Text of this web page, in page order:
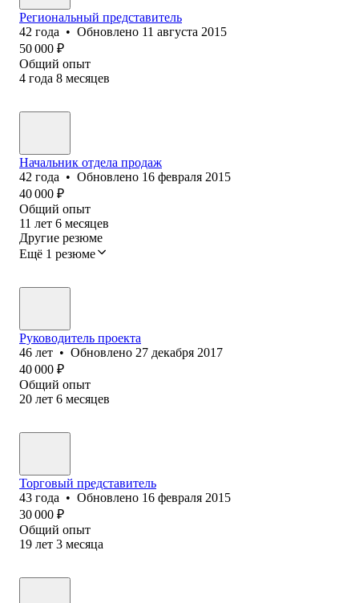
Региональный представитель
42 года • Обновлено 11 августа 2015
50 000 ₽
Общий опыт
4 года 8 месяцев
Начальник отдела продаж
42 года • Обновлено 16 февраля 2015
40 000 ₽
Общий опыт
11 лет 6 месяцев
Другие резюме
Ещё 1 резюме
Руководитель проекта
46 лет • Обновлено 27 декабря 2017
40 000 ₽
Общий опыт
20 лет 6 месяцев
Торговый представитель
43 года • Обновлено 16 февраля 2015
30 000 ₽
Общий опыт
19 лет 3 месяца